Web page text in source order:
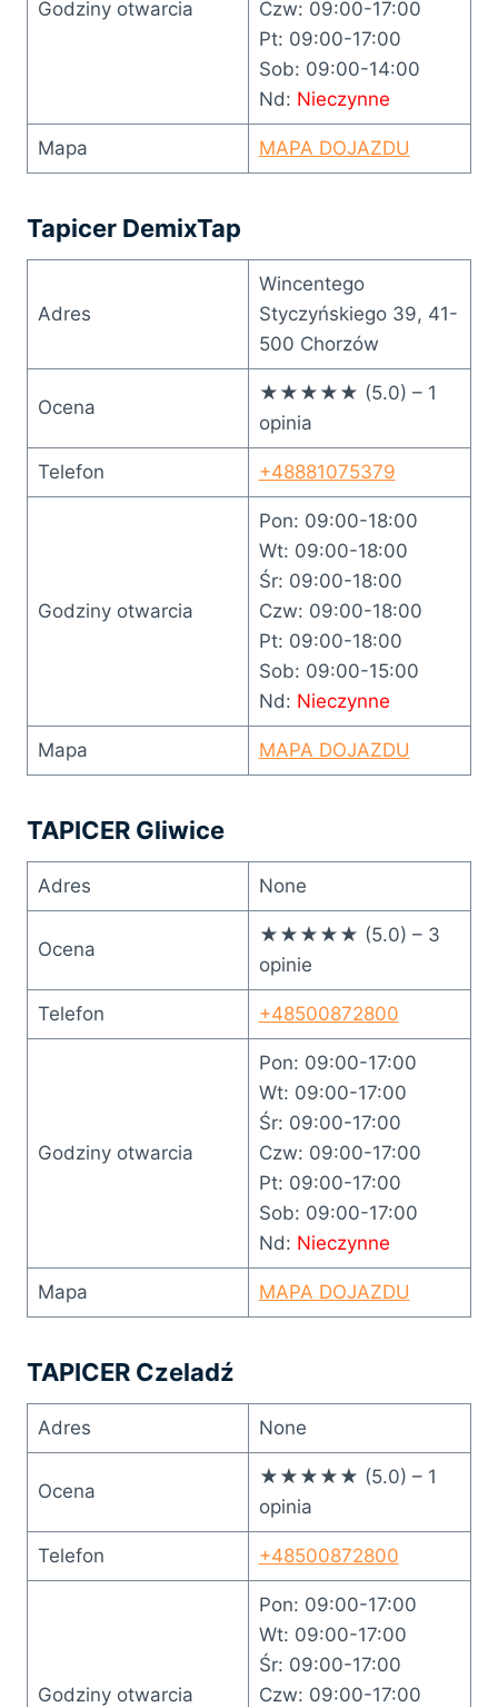
Godziny otwarcia
Czw: 09:00-17:00
Pt: 09:00-17:00
Sob: 09:00-14:00
Nd: Nieczynne
Mapa MAPA DOJAZDU
Tapicer DemixTap
Adres
Wincentego
Styczyńskiego 39, 41-
500 Chorzów
Ocena
★★★★★ (5.0) – 1
opinia
Telefon +48881075379
Godziny otwarcia
Pon: 09:00-18:00
Wt: 09:00-18:00
Śr: 09:00-18:00
Czw: 09:00-18:00
Pt: 09:00-18:00
Sob: 09:00-15:00
Nd: Nieczynne
Mapa MAPA DOJAZDU
TAPICER Gliwice
Adres None
Ocena
★★★★★ (5.0) – 3
opinie
Telefon +48500872800
Godziny otwarcia
Pon: 09:00-17:00
Wt: 09:00-17:00
Śr: 09:00-17:00
Czw: 09:00-17:00
Pt: 09:00-17:00
Sob: 09:00-17:00
Nd: Nieczynne
Mapa MAPA DOJAZDU
TAPICER Czeladź
Adres None
Ocena
★★★★★ (5.0) – 1
opinia
Telefon +48500872800
Godziny otwarcia
Pon: 09:00-17:00
Wt: 09:00-17:00
Śr: 09:00-17:00
Czw: 09:00-17:00